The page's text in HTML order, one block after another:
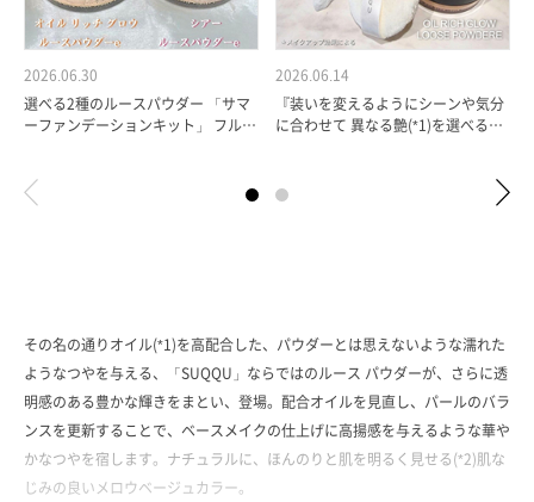
2026.06.30
選べる2種のルースパウダー 「サマ
ーファンデーションキット」 フルー
2026.06.14
『装いを変えるようにシーンや気分
に合わせて 異なる艶(*1)を選べる２
その名の通りオイル(*1)を高配合した、パウダーとは思えないような濡れた
ようなつやを与える、「SUQQU」ならではのルース パウダーが、さらに透
明感のある豊かな輝きをまとい、登場。配合オイルを見直し、パールのバラ
ンスを更新することで、ベースメイクの仕上げに高揚感を与えるような華や
かなつやを宿します。ナチュラルに、ほんのりと肌を明るく見せる(*2)肌な
じみの良いメロウベージュカラー。